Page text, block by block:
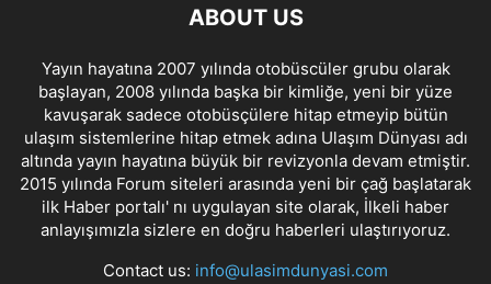
ABOUT US
Yayın hayatına 2007 yılında otobüscüler grubu olarak
başlayan, 2008 yılında başka bir kimliğe, yeni bir yüze
kavuşarak sadece otobüsçülere hitap etmeyip bütün
ulaşım sistemlerine hitap etmek adına Ulaşım Dünyası adı
altında yayın hayatına büyük bir revizyonla devam etmiştir.
2015 yılında Forum siteleri arasında yeni bir çağ başlatarak
ilk Haber portalı' nı uygulayan site olarak, İlkeli haber
anlayışımızla sizlere en doğru haberleri ulaştırıyoruz.
Contact us: info@ulasimdunyasi.com